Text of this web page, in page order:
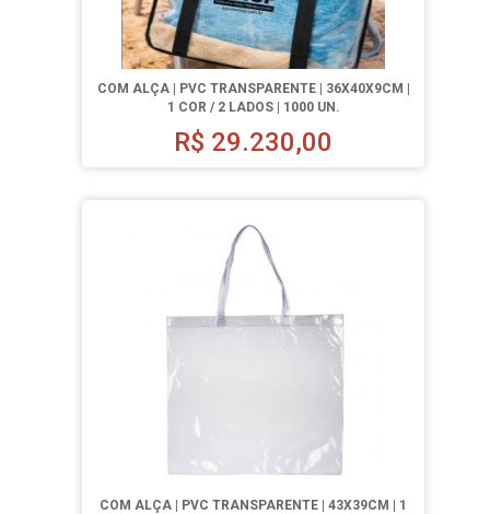
COM ALÇA | PVC TRANSPARENTE | 36X40X9CM |
1 COR / 2 LADOS | 1000 UN.
R$ 29.230,00
COM ALÇA | PVC TRANSPARENTE | 43X39CM | 1